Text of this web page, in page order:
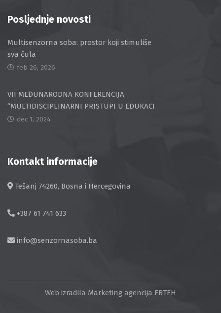
Posljednje novosti
Multisenzorna soba: prostor koji stimuliše
sva čula
feb 26, 2026
VII MEĐUNARODNA KONFERENCIJA
“MULTIDISCIPLINARNI PRISTUPI U EDUKACI
dec 1, 2024
Kontakt informacije
Tešanj 74260, Bosna i Hercegovina
+387 61 741 633
info@senzornasoba.ba
Web izradila Marketing agencija EBTEH